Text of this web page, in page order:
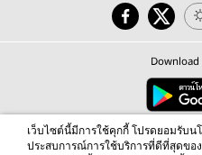
© 2026 readAwrite.com by MEB
This site is protected by reCAPTCHA and the
เว็บไซต์นี้มีการใช้คุกกี้ โปรดยอมรับน
ประสบการณ์การใช้บริการที่ดีที่สุดขอ